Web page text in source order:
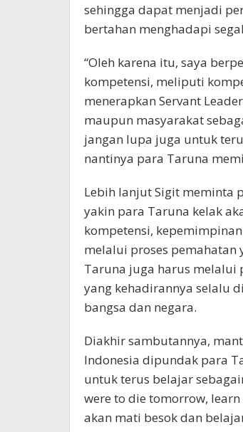
sehingga dapat menjadi
bertahan menghadapi
“Oleh karena itu, saya
kompetensi, meliputi
menerapkan Servant
maupun masyarakat
jangan lupa juga untuk
nantinya para Taruna
Lebih lanjut Sigit meminta
yakin para Taruna kelak
kompetensi,
melalui proses pemahatan
Taruna juga harus melalui
yang kehadirannya selalu
bangsa dan negara.
Diakhir sambutannya,
Indonesia dipundak para
untuk terus belajar
were to die tomorrow,
akan mati besok dan